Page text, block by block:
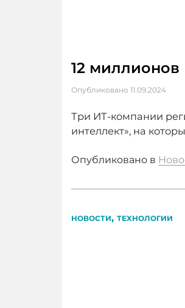
12 миллионов
Опубликовано 11.09.2024
Три ИТ-компании
интеллект», на
Опубликовано в
НОВОСТИ, ТЕХНОЛОГИИ